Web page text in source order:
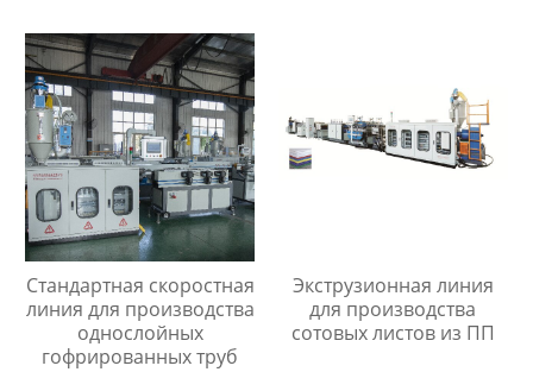
Стандартная скоростная
линия для производства
однослойных
гофрированных труб
Экструзионная линия
для производства
сотовых листов из ПП